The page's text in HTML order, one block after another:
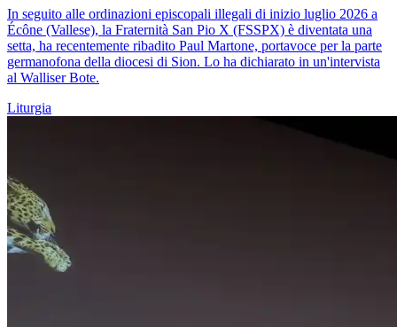
In seguito alle ordinazioni episcopali illegali di inizio luglio 2026 a
Écône (Vallese), la Fraternità San Pio X (FSSPX) è diventata una
setta, ha recentemente ribadito Paul Martone, portavoce per la parte
germanofona della diocesi di Sion. Lo ha dichiarato in un'intervista
al Walliser Bote.
Liturgia